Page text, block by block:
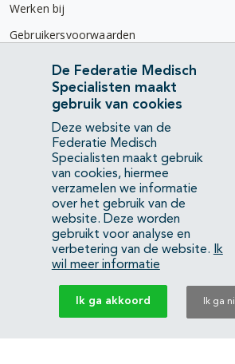
Werken bij
Gebruikersvoorwaarden
Privacyverklaring
Contact
Mercatorlaan 1200
3528 BL Utrecht
(088) 505 34 34
info@richtlijnendatabase.nl
YouTubeLinkedIn
KvK Federatie Medisch Specialisten:
Privacyverklaring
De Federatie Medisch
Specialisten maakt
gebruik van cookies
Deze website van de
Federatie Medisch
Specialisten maakt gebruik
van cookies, hiermee
verzamelen we informatie
over het gebruik van de
website. Deze worden
gebruikt voor analyse en
verbetering van de website.
Ik
wil meer informatie
Ik ga akkoord Ik ga